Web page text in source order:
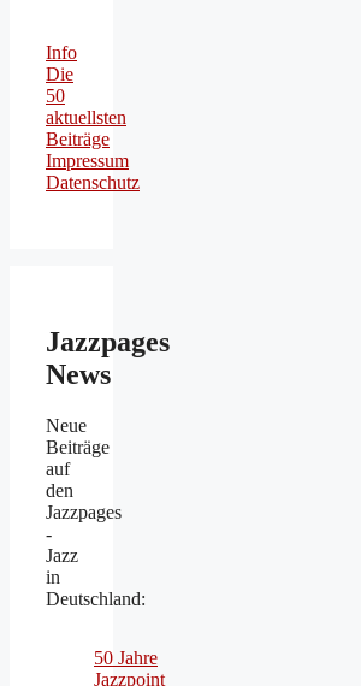
Info
Die
50
aktuellsten
Beiträge
Impressum
Datenschutz
Jazzpages
News
Neue
Beiträge
auf
den
Jazzpages
-
Jazz
in
Deutschland:
50 Jahre
Jazzpoint